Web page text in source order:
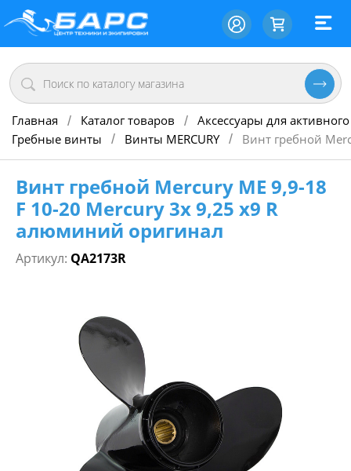
Главная / Каталог товаров / Аксессуары для
Гребные винты
/ Винты MERCURY / Винт гребной
Винт гребной Mercury ME 9,9-18
F 10-20 Mercury 3х 9,25 х9 R
алюминий оригинал
Артикул: QA2173R